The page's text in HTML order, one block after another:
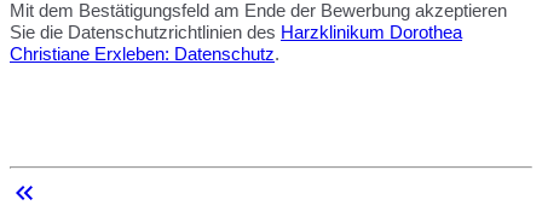
Mit dem Bestätigungsfeld am Ende der Bewerbung akzeptieren
Sie die Datenschutzrichtlinien des Harzklinikum Dorothea
Christiane Erxleben: Datenschutz.
keyboard_double_arrow_left